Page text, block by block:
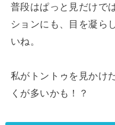
普段はぱっと見だけで
ションにも、目を凝ら
いね。
私がトントゥを見かけ
くが多いかも！？